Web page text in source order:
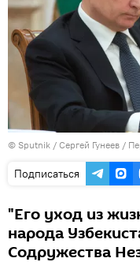
© Sputnik / Сергей Гунеев /
Подписаться
"Его уход из
народа
Содружества